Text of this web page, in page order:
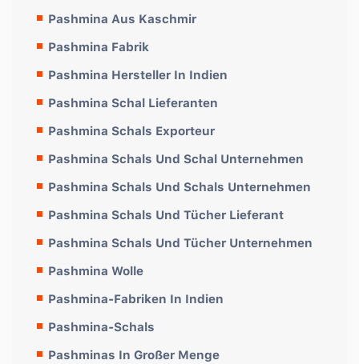
Pashmina Aus Kaschmir
Pashmina Fabrik
Pashmina Hersteller In Indien
Pashmina Schal Lieferanten
Pashmina Schals Exporteur
Pashmina Schals Und Schal Unternehmen
Pashmina Schals Und Schals Unternehmen
Pashmina Schals Und Tücher Lieferant
Pashmina Schals Und Tücher Unternehmen
Pashmina Wolle
Pashmina-Fabriken In Indien
Pashmina-Schals
Pashminas In Großer Menge